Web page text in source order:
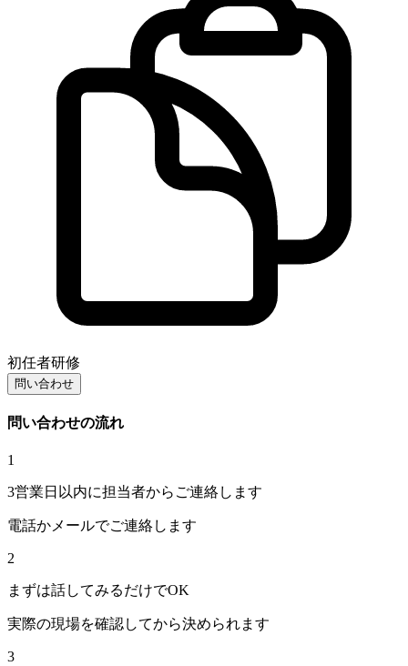
初任者研修
問い合わせ
問い合わせの流れ
1
3営業日以内に担当者からご連絡します
電話かメールでご連絡します
2
まずは話してみるだけでOK
実際の現場を確認してから決められます
3